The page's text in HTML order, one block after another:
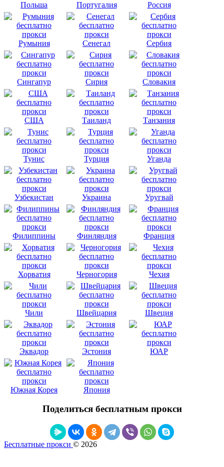
Польша Португалия Россия
Румыния Сенегал Сербия
Сингапур Сирия Словакия
США Таиланд Танзания
Тунис Турция Уганда
Узбекистан Украина Уругвай
Филиппины Финляндия Франция
Хорватия Черногория Чехия
Чили Швейцария Швеция
Эквадор Эстония ЮАР
Южная Корея Япония
Поделиться бесплатным прокси
Бесплатные прокси © 2026